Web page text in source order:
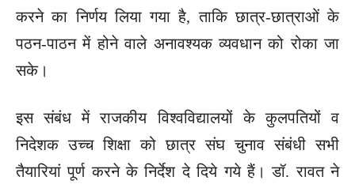
करने का निर्णय लिया गया है, ताकि छात्र-छात्राओं के
पठन-पाठन में होने वाले अनावश्यक व्यवधान को रोका जा
सके।
इस संबंध में राजकीय विश्वविद्यालयों के कुलपतियों व
निदेशक उच्च शिक्षा को छात्र संघ चुनाव संबंधी सभी
तैयारियां पूर्ण करने के निर्देश दे दिये गये हैं। डॉ. रावत ने